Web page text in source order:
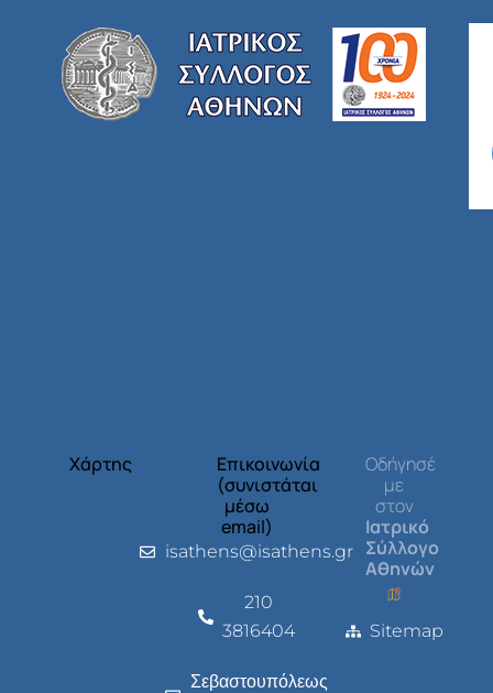
Χάρτης
Επικοινωνία
(συνιστάται
μέσω
email)
isathens@isathens.gr
210
3816404
Σεβαστουπόλεως
Οδήγησέ
με
στον
Ιατρικό
Σύλλογο
Αθηνών
Sitemap